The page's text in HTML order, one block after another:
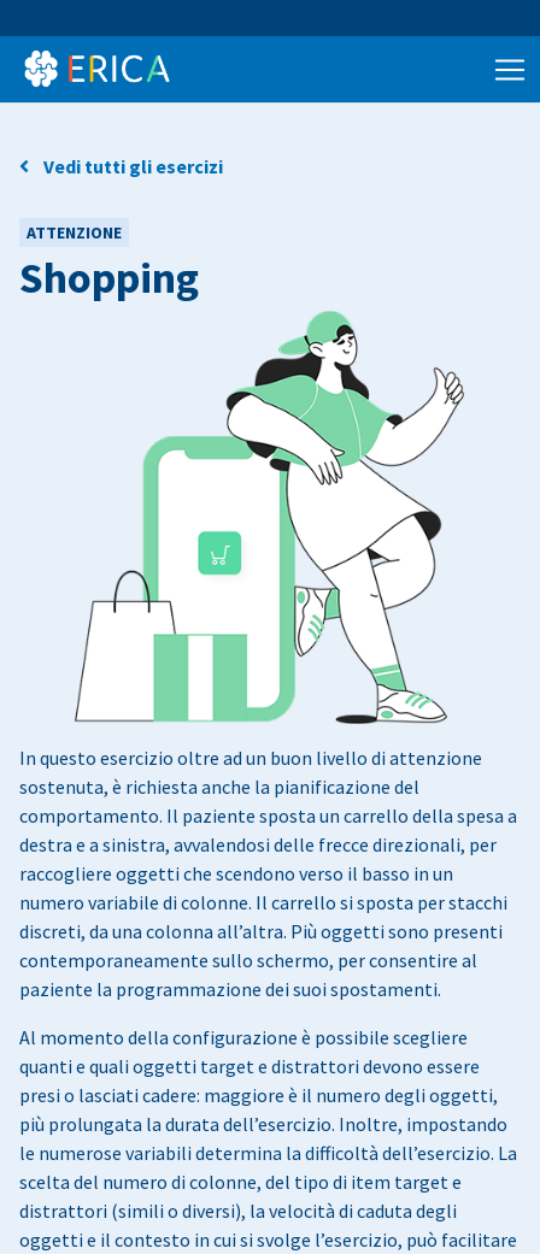
Vedi tutti gli esercizi
ATTENZIONE
Shopping
In questo esercizio oltre ad un buon livello di attenzione
sostenuta, è richiesta anche la pianificazione del
comportamento. Il paziente sposta un carrello della spesa a
destra e a sinistra, avvalendosi delle frecce direzionali, per
raccogliere oggetti che scendono verso il basso in un
numero variabile di colonne. Il carrello si sposta per stacchi
discreti, da una colonna all’altra. Più oggetti sono presenti
contemporaneamente sullo schermo, per consentire al
paziente la programmazione dei suoi spostamenti.
Al momento della configurazione è possibile scegliere
quanti e quali oggetti target e distrattori devono essere
presi o lasciati cadere: maggiore è il numero degli oggetti,
più prolungata la durata dell’esercizio. Inoltre, impostando
le numerose variabili determina la difficoltà dell’esercizio. La
scelta del numero di colonne, del tipo di item target e
distrattori (simili o diversi), la velocità di caduta degli
oggetti e il contesto in cui si svolge l’esercizio, può facilitare